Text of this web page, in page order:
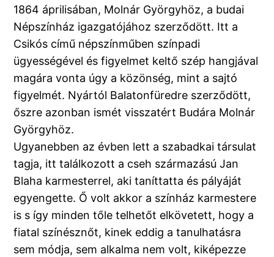
1864 áprilisában, Molnár Györgyhöz, a budai
Népszínház igazgatójához szerződött. Itt a
Csikós című népszínműben színpadi
ügyességével és figyelmet keltő szép hangjával
magára vonta úgy a közönség, mint a sajtó
figyelmét. Nyártól Balatonfüredre szerződött,
őszre azonban ismét visszatért Budára Molnár
Györgyhöz.
Ugyanebben az évben lett a szabadkai társulat
tagja, itt találkozott a cseh származású Jan
Blaha karmesterrel, aki taníttatta és pályáját
egyengette. Ő volt akkor a színház karmestere
is s így minden tőle telhetőt elkövetett, hogy a
fiatal színésznőt, kinek eddig a tanulhatásra
sem módja, sem alkalma nem volt, kiképezze